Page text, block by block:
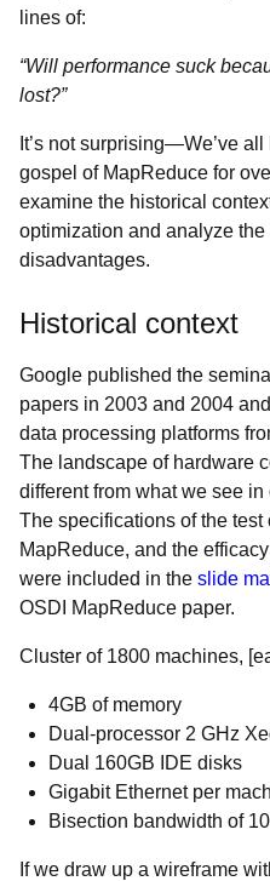
lines of:
“Will performance suck
lost?”
It’s not surprising—We’ve
gospel of MapReduce for
examine the historical
optimization and analyze the
disadvantages.
Historical context
Google published the seminal
papers in 2003 and 2004
data processing platforms
The landscape of hardware
different from what we see
The specifications of the test
MapReduce, and the
were included in the slide
OSDI MapReduce paper.
Cluster of 1800 machines,
4GB of memory
Dual-processor 2 GHz
Dual 160GB IDE disks
Gigabit Ethernet per
Bisection bandwidth of
If we draw up a wireframe